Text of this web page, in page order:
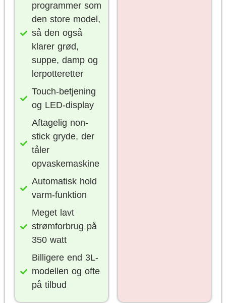
programmer som
den store model,
så den også
klarer grød,
suppe, damp og
lerpotteretter
Touch-betjening
og LED-display
Aftagelig non-
stick gryde, der
tåler
opvaskemaskine
Automatisk hold
varm-funktion
Meget lavt
strømforbrug på
350 watt
Billigere end 3L-
modellen og ofte
på tilbud